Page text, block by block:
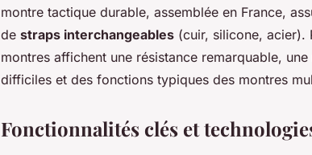
montre tactique durable, assemblée en France,
de straps interchangeables (cuir, silicone, acier).
montres affichent une résistance remarquable,
difficiles et des fonctions typiques des montres
Fonctionnalités clés et